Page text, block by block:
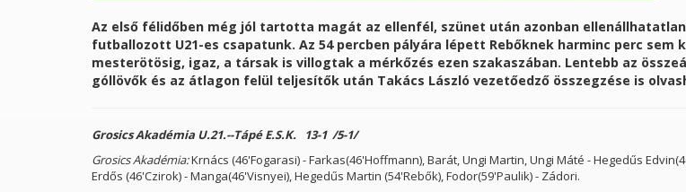
Az első félidőben még jól tartotta magát az ellenfél, szünet után azonban
futballozott U21-es csapatunk. Az 54 percben pályára lépett Rebőknek harminc perc sem
mesterötösig, igaz, a társak is villogtak a mérkőzés ezen szakaszában. Lentebb az
góllövők és az átlagon felül teljesítők után Takács László vezetőedző összegzése is
Grosics Akadémia U.21.--Tápé E.S.K. 13-1 /5-1/
Grosics Akadémia:Krnács (46'Fogarasi) - Farkas(46'Hoffmann), Barát, Ungi Martin, Ungi Máté - Hegedűs
Erdős (46'Czirok) - Manga(46'Visnyei), Hegedűs Martin (54'Rebők), Fodor(59'Paulik) - Zádori.